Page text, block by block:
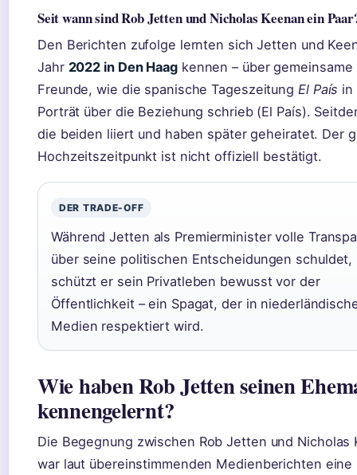
Seit wann sind Rob Jetten und Nicholas Keenan ein
Den Berichten zufolge lernten sich Jetten und
Jahr 2022 in Den Haagkennen – über gemeinsame
Freunde, wie die spanische Tageszeitung El País in
Porträt über die Beziehung schrieb (El País).
die beiden liiert und haben später geheiratet. Der
Hochzeitszeitpunkt ist nicht offiziell bestätigt.
DER TRADE-OFF
Während Jetten als Premierminister volle
über seine politischen Entscheidungen schuldet,
schützt er sein Privatleben bewusst vor der
Öffentlichkeit – ein Spagat, der in
Medien respektiert wird.
Wie haben Rob Jetten seinen
kennengelernt?
Die Begegnung zwischen Rob Jetten und Nicholas
war laut übereinstimmenden Medienberichten eine